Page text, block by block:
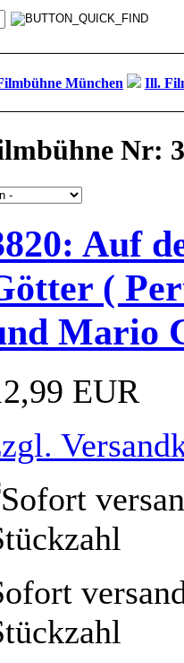
München Ill.
Nr:
Auf
(
Mario
EUR